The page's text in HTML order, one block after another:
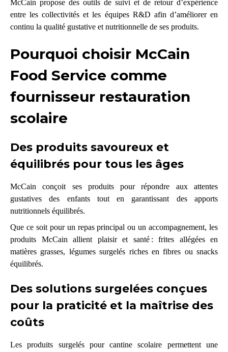
McCain propose des outils de suivi et de retour d’expérience
entre les collectivités et les équipes R&D afin d’améliorer en
continu la qualité gustative et nutritionnelle de ses produits.
Pourquoi choisir McCain
Food Service comme
fournisseur restauration
scolaire
Des produits savoureux et
équilibrés pour tous les âges
McCain conçoit ses produits pour répondre aux attentes
gustatives des enfants tout en garantissant des apports
nutritionnels équilibrés.
Que ce soit pour un repas principal ou un accompagnement, les
produits McCain allient plaisir et santé : frites allégées en
matières grasses, légumes surgelés riches en fibres ou snacks
équilibrés.
Des solutions surgelées conçues
pour la praticité et la maîtrise des
coûts
Les produits surgelés pour cantine scolaire permettent une